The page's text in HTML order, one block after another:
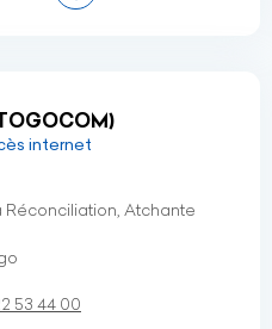
internet
Réconciliation, Atchante
53 44 00